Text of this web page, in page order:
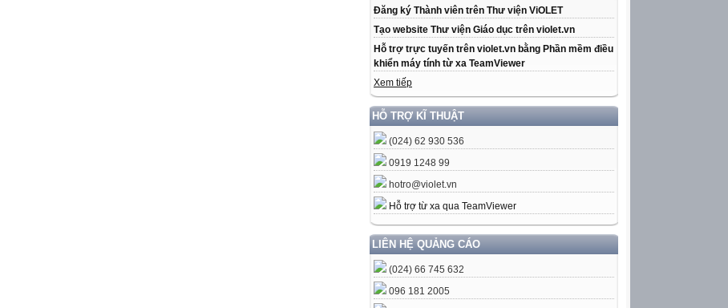
Đăng ký Thành viên trên Thư viện ViOLET
Tạo website Thư viện Giáo dục trên violet.vn
Hỗ trợ trực tuyến trên violet.vn bằng Phần mềm điều
khiển máy tính từ xa TeamViewer
Xem tiếp
HỖ TRỢ KĨ THUẬT
(024) 62 930 536
0919 1248 99
hotro@violet.vn
Hỗ trợ từ xa qua TeamViewer
LIÊN HỆ QUẢNG CÁO
(024) 66 745 632
096 181 2005